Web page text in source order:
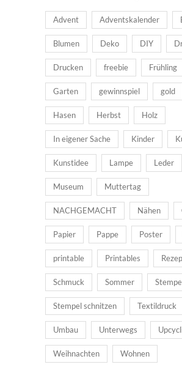
Advent Adventskalender
Blumen Deko DIY
Drucken freebie Frühling
Garten gewinnspiel gold
Hasen Herbst Holz
In eigener Sache Kinder
Kunstidee Lampe Leder
Museum Muttertag
NACHGEMACHT Nähen
Papier Pappe Poster
printable Printables
Schmuck Sommer
Stempel schnitzen Textildruck
Umbau Unterwegs
Weihnachten Wohnen